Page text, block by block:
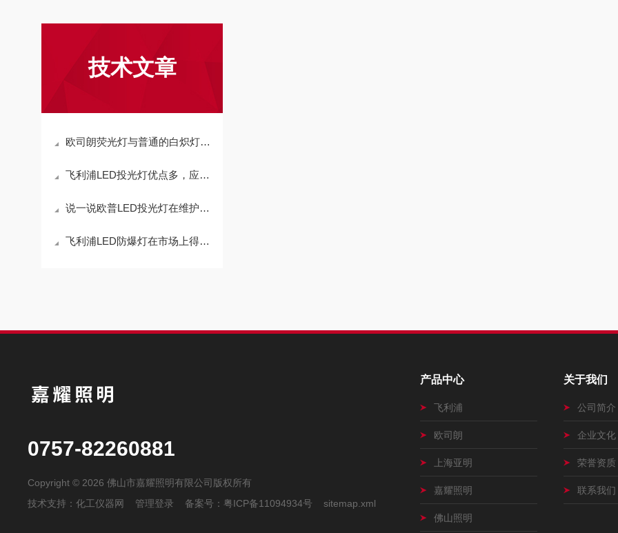
技术文章
欧司朗荧光灯与普通的白炽灯又什么区别
飞利浦LED投光灯优点多，应用越来越广泛
说一说欧普LED投光灯在维护方面的注意事项
飞利浦LED防爆灯在市场上得到了广泛的应用
0757-82260881
Copyright © 2026 佛山市嘉耀照明有限公司版权所有
技术支持：化工仪器网 管理登录 备案号： 粤ICP备11094934号 sitemap.xml
产品中心
飞利浦
欧司朗
上海亚明
嘉耀照明
佛山照明
关于我们
公司简介
企业文化
荣誉资质
联系我们